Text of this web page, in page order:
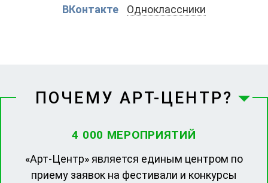
ВКонтакте Одноклассники
ПОЧЕМУ АРТ-ЦЕНТР?
4 000 МЕРОПРИЯТИЙ
«Арт-Центр» является единым центром по
приему заявок на фестивали и конкурсы